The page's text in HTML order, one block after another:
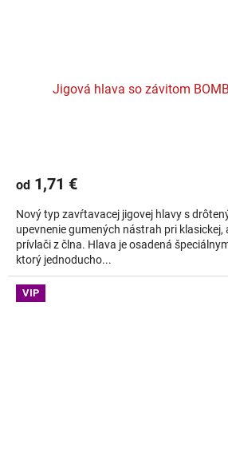
Jigová hlava so závitom
od 1,71 €
Nový typ zavŕtavacej jigovej hlavy s
upevnenie gumených nástrah pri klasickej,
prívlači z člna. Hlava je osadená
ktorý jednoducho...
VIP